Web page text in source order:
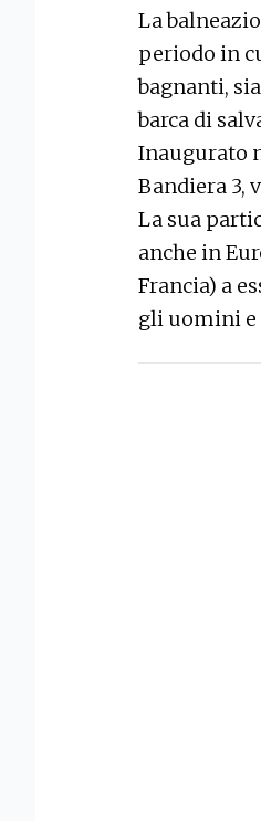
La
periodo in
bagnanti,
barca di
Inaugurato
Bandiera 3,
La sua
anche in
Francia) a
gli uomini e